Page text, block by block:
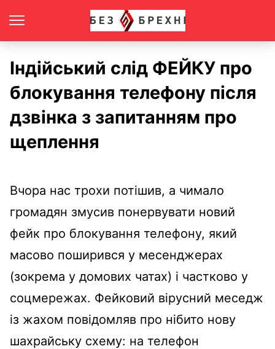
Індійський слід ФЕЙКУ про
блокування телефону після
дзвінка з запитанням про
щеплення
Вчора нас трохи потішив, а чимало
громадян змусив понервувати новий
фейк про блокування телефону, який
масово поширився у месенджерах
(зокрема у домових чатах) і частково у
соцмережах. Фейковий вірусний меседж
із жахом повідомляв про нібито нову
шахрайську схему: на телефон